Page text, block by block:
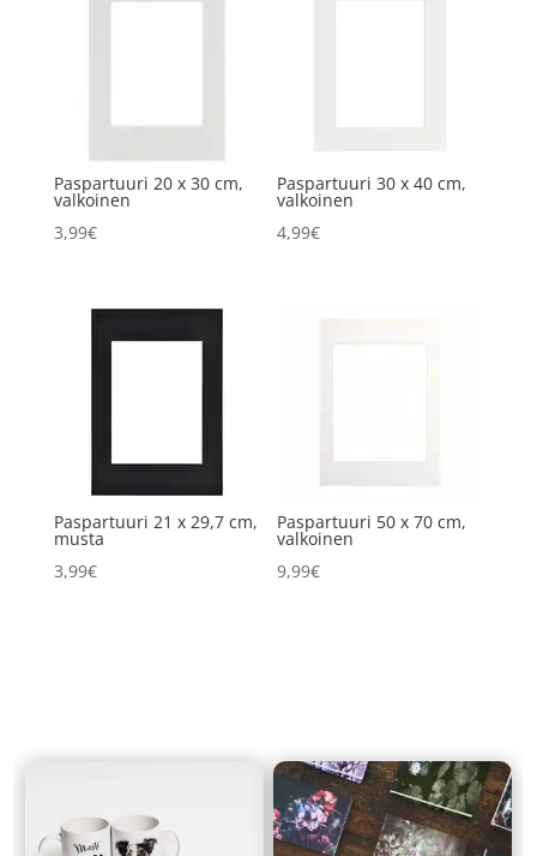
Paspartuuri 20 x 30 cm,
valkoinen
3,99€
Paspartuuri 30 x 40 cm,
valkoinen
4,99€
Paspartuuri 21 x 29,7 cm,
musta
3,99€
Paspartuuri 50 x 70 cm,
valkoinen
9,99€